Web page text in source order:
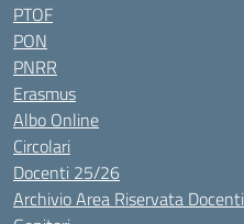
PTOF
PON
PNRR
Erasmus
Albo Online
Circolari
Docenti 25/26
Archivio Area Riservata Docenti